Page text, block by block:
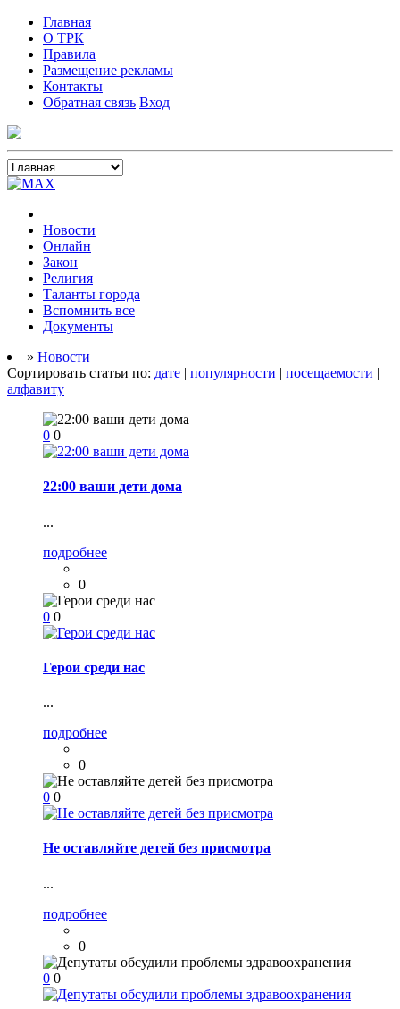
Главная
О ТРК
Правила
Размещение рекламы
Контакты
Обратная связь Вход
Новости
Онлайн
Закон
Религия
Таланты города
Вспомнить все
Документы
» Новости
Сортировать статьи по: дате | популярности | посещаемости |
алфавиту
0 0
22:00 ваши дети дома
...
подробнее
0
0 0
Герои среди нас
...
подробнее
0
0 0
Не оставляйте детей без присмотра
...
подробнее
0
0 0